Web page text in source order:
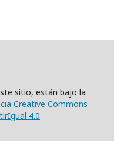
sitio, están bajo la
Creative Commons
4.0